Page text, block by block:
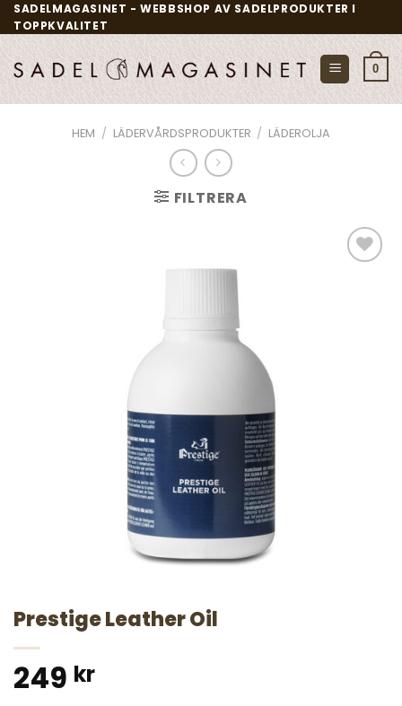
Skip
to
content
SADELMAGASINET - WEBBSHOP AV SADELPRODUKTER I
TOPPKVALITET
0
HEM / LÄDERVÅRDSPRODUKTER / LÄDEROLJA
FILTRERA
Prestige Leather Oil
249 kr